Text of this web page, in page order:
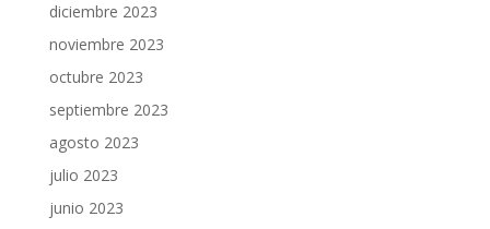
diciembre 2023
noviembre 2023
octubre 2023
septiembre 2023
agosto 2023
julio 2023
junio 2023